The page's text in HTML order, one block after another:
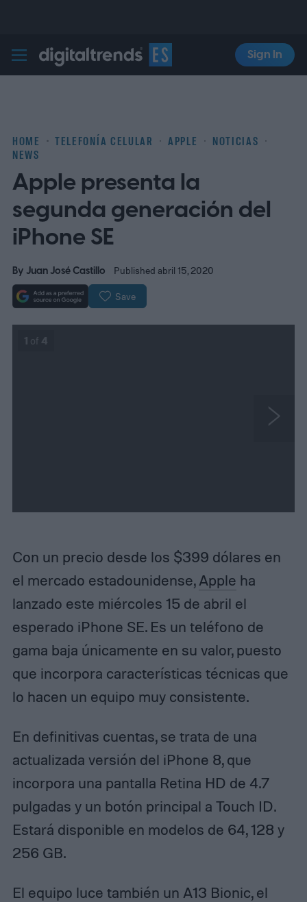
Digital Trends Español
Sign In
HOME TELEFONÍA CELULAR APPLE
NOTICIAS
NEWS
Apple presenta la
segunda generación del
iPhone SE
ByJuan José Castillo Published abril 15, 2020
Save
1 of 4
Con un precio desde los $399 dólares en
el mercado estadounidense,Apple ha
lanzado este miércoles 15 de abril el
esperado iPhone SE. Es un teléfono de
gama baja únicamente en su valor, puesto
que incorpora características técnicas que
lo hacen un equipo muy consistente.
En definitivas cuentas, se trata de una
actualizada versión del iPhone 8, que
incorpora una pantalla Retina HD de 4.7
pulgadas y un botón principal a Touch ID.
Estará disponible en modelos de 64, 128 y
256 GB.
El equipo luce también un A13 Bionic, el